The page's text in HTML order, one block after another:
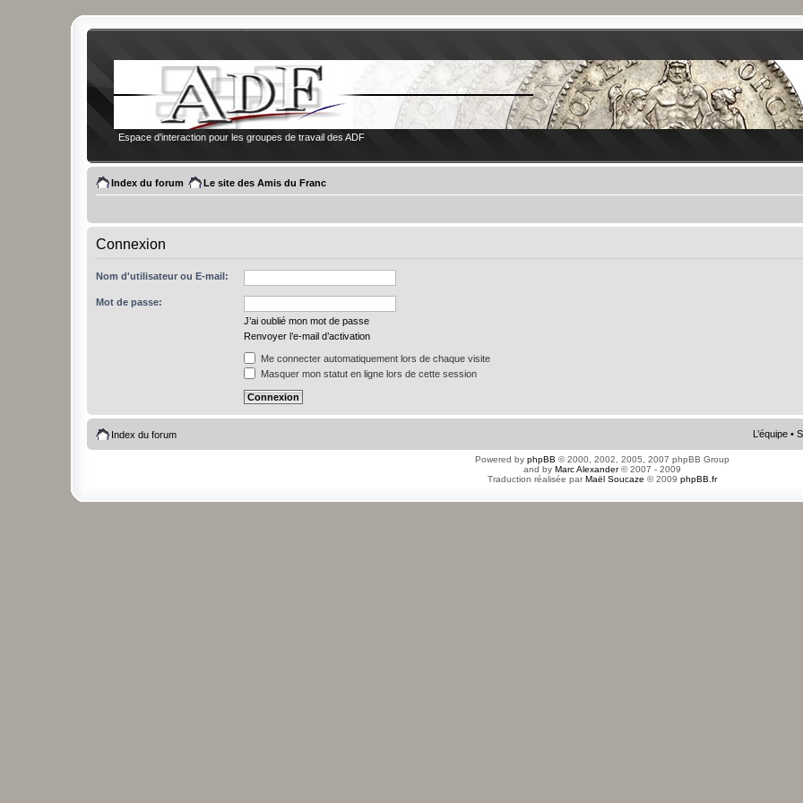
Espace d'interaction pour les groupes de travail des ADF
Index du forum Le site des Amis du Franc
Connexion
Nom d'utilisateur ou E-mail:
Mot de passe:
J’ai oublié mon mot de passe
Renvoyer l’e-mail d’activation
Me connecter automatiquement lors de chaque visite
Masquer mon statut en ligne lors de cette session
Index du forum L’équipe •
Powered by phpBB © 2000, 2002, 2005, 2007 phpBB Group
and by Marc Alexander© 2007 - 2009
Traduction réalisée parMaël Soucaze © 2009 phpBB.fr